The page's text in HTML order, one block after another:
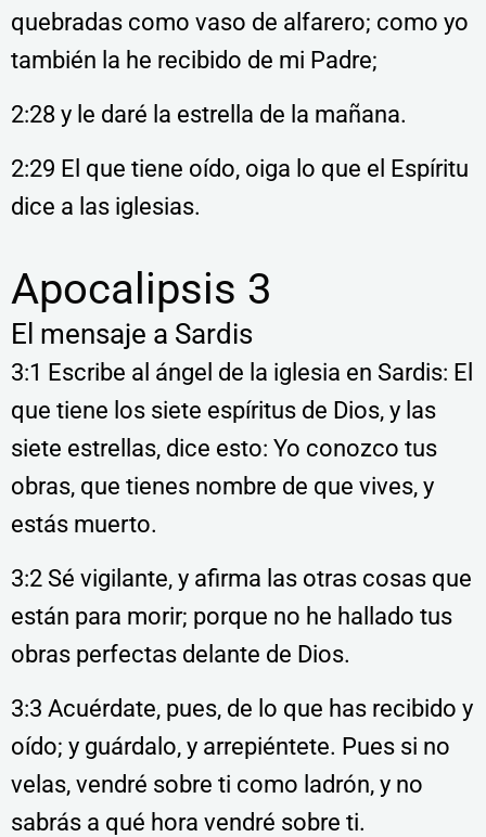
quebradas como vaso de alfarero; como yo
también la he recibido de mi Padre;
2:28 y le daré la estrella de la mañana.
2:29 El que tiene oído, oiga lo que el Espíritu
dice a las iglesias.
Apocalipsis 3
El mensaje a Sardis
3:1 Escribe al ángel de la iglesia en Sardis: El
que tiene los siete espíritus de Dios, y las
siete estrellas, dice esto: Yo conozco tus
obras, que tienes nombre de que vives, y
estás muerto.
3:2 Sé vigilante, y afirma las otras cosas que
están para morir; porque no he hallado tus
obras perfectas delante de Dios.
3:3 Acuérdate, pues, de lo que has recibido y
oído; y guárdalo, y arrepiéntete. Pues si no
velas, vendré sobre ti como ladrón, y no
sabrás a qué hora vendré sobre ti.